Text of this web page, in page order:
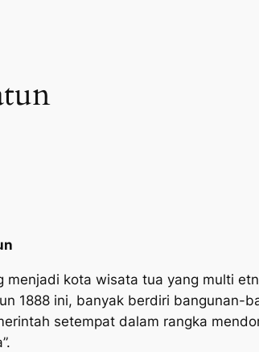
kota wisata tua yang multi
1888 ini, banyak berdiri bangunan-
setempat dalam rangka